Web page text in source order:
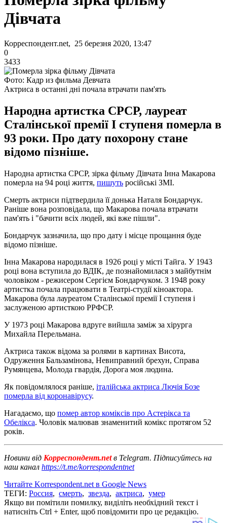
Дівчата
Корреспондент.net, 25 березня 2020, 13:47
0
3433
Фото: Кадр из фильма Девчата
Актриса в останні дні почала втрачати пам'ять
Народна артистка СРСР, лауреат
Сталінської премії I ступеня померла в
93 роки. Про дату похорону стане
відомо пізніше.
Народна артистка СРСР, зірка фільму Дівчата Інна Макарова
померла на 94 році життя, пишуть російські ЗМІ.
Смерть актриси підтвердила її донька Наталя Бондарчук.
Раніше вона розповідала, що Макарова почала втрачати
пам'ять і "бачити всіх людей, які вже пішли".
Бондарчук зазначила, що про дату і місце прощання буде
відомо пізніше.
Інна Макарова народилася в 1926 році у місті Тайга. У 1943
році вона вступила до ВДІК, де познайомилася з майбутнім
чоловіком - режисером Сергієм Бондарчуком. З 1948 року
артистка почала працювати в Театрі-студії кіноактора.
Макарова була лауреатом Сталінської премії I ступеня і
заслуженою артисткою РРФСР.
У 1973 році Макарова вдруге вийшла заміж за хірурга
Михайла Перельмана.
Актриса також відома за ролями в картинах Висота,
Одруження Бальзамінова, Невиправний брехун, Справа
Румянцева, Молода гвардія, Дорога моя людина.
Як повідомлялося раніше, італійська актриса Лючія Бозе
померла від коронавірусу.
Нагадаємо, що помер автор коміксів про Астерікса та
Обелікса. Чоловік малював знаменитий комікс протягом 52
років.
Новини від Корреспондент.netв Telegram. Підписуйтесь на
наш канал https://t.me/korrespondentnet
Читайте Korrespondent.net в Google News
ТЕГИ: Россия, смерть, звезда, актриса, умер
Якщо ви помітили помилку, виділіть необхідний текст і
натисніть Ctrl + Enter, щоб повідомити про це редакцію.